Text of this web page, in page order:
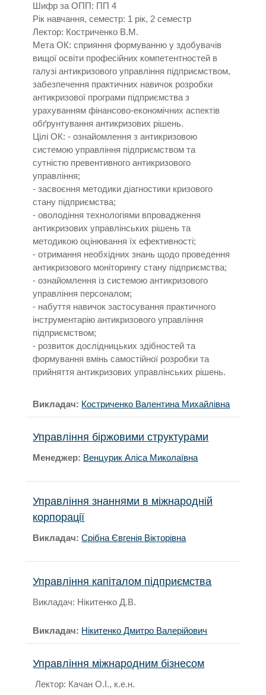
Шифр за ОПП: ПП 4
Рік навчання, семестр: 1 рік, 2 семестр
Лектор: Костриченко В.М.
Мета ОК: сприяння формуванню у здобувачів
вищої освіти професійних компетентностей в
галузі антикризового управління підприємством,
забезпечення практичних навичок розробки
антикризової програми підприємства з
урахуванням фінансово-економічних аспектів
обґрунтування антикризових рішень.
Цілі ОК: - ознайомлення з антикризовою
системою управління підприємством та
сутністю превентивного антикризового
управління;
- засвоєння методики діагностики кризового
стану підприємства;
- оволодіння технологіями впровадження
антикризових управлінських рішень та
методикою оцінювання їх ефективності;
- отримання необхідних знань щодо проведення
антикризового моніторингу стану підприємства;
- ознайомлення із системою антикризового
управління персоналом;
- набуття навичок застосування практичного
інструментарію антикризового управління
підприємством;
- розвиток дослідницьких здібностей та
формування вмінь самостійної розробки та
прийняття антикризових управлінських рішень.
Викладач: Костриченко Валентина Михайлівна
Управління біржовими структурами
Менеджер: Венцурик Аліса Миколаївна
Управління знаннями в міжнародній
корпорації
Викладач:Срібна Євгенія Вікторівна
Управління капіталом підприємства
Викладач: Нікитенко Д.В.
Викладач: Нікитенко Дмитро Валерійович
Управління міжнародним бізнесом
Лектор: Качан О.І., к.е.н.